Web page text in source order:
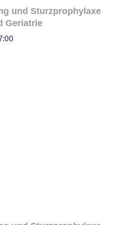
und Sturzprophylaxe
Geriatrie